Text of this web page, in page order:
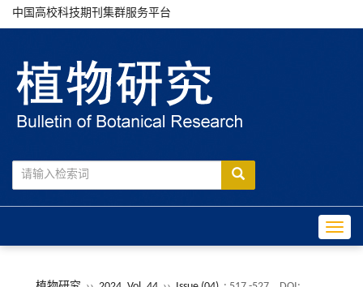
中国高校科技期刊集群服务平台